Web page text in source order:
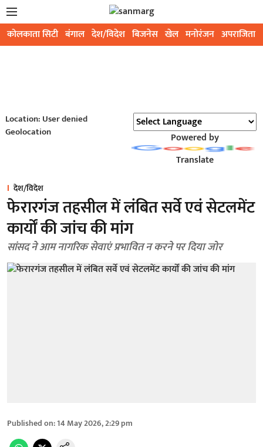
कोलकाता सिटी बंगाल देश/विदेश बिजनेस खेल मनोरंजन अपराजिता
Location: User denied
Geolocation
Powered by
Translate
देश/विदेश
फेरारगंज तहसील में लंबित सर्वे एवं सेटलमेंट
कार्यों की जांच की मांग
सांसद ने आम नागरिक सेवाएं प्रभावित न करने पर दिया जोर
Published on:14 May 2026, 2:29 pm